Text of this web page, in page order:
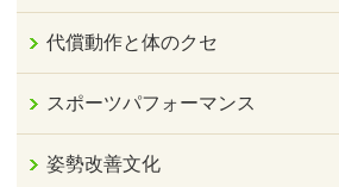
代償動作と体のクセ
スポーツパフォーマンス
姿勢改善文化